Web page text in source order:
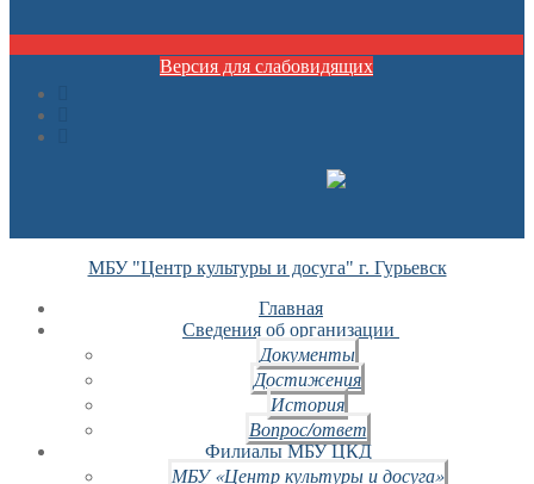
Версия для слабовидящих
МБУ "Центр культуры и досуга" г. Гурьевск
Главная
Сведения об организации
Документы
Достижения
История
Вопрос/ответ
Филиалы МБУ ЦКД
МБУ «Центр культуры и досуга»